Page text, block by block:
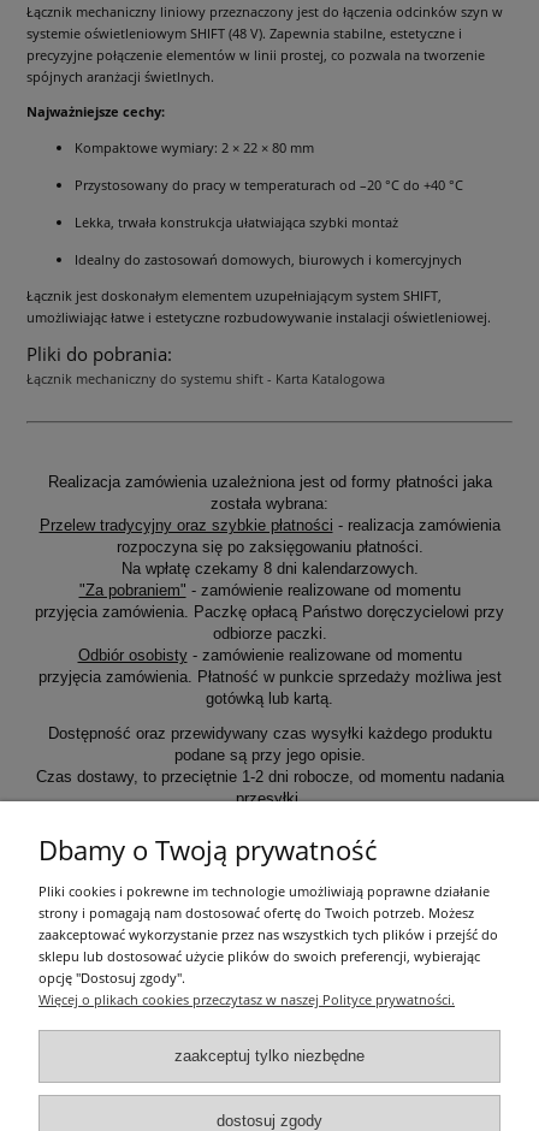
Łącznik mechaniczny liniowy przeznaczony jest do łączenia odcinków szyn w
systemie oświetleniowym SHIFT (48 V). Zapewnia stabilne, estetyczne i
precyzyjne połączenie elementów w linii prostej, co pozwala na tworzenie
spójnych aranżacji świetlnych.
Najważniejsze cechy:
Kompaktowe wymiary: 2 × 22 × 80 mm
Przystosowany do pracy w temperaturach od –20 °C do +40 °C
Lekka, trwała konstrukcja ułatwiająca szybki montaż
Idealny do zastosowań domowych, biurowych i komercyjnych
Łącznik jest doskonałym elementem uzupełniającym system SHIFT,
umożliwiając łatwe i estetyczne rozbudowywanie instalacji oświetleniowej.
Pliki do pobrania:
Łącznik mechaniczny do systemu shift - Karta Katalogowa
Realizacja zamówienia uzależniona jest od formy płatności jaka
została wybrana:
Przelew tradycyjny oraz szybkie płatności - realizacja zamówienia
rozpoczyna się po zaksięgowaniu płatności.
Na wpłatę czekamy 8 dni kalendarzowych.
"Za pobraniem" - zamówienie realizowane od momentu
przyjęcia zamówienia. Paczkę opłacą Państwo doręczycielowi przy
odbiorze paczki.
Odbiór osobisty- zamówienie realizowane od momentu
przyjęcia zamówienia. Płatność w punkcie sprzedaży możliwa jest
gotówką lub kartą.
Dostępność oraz przewidywany czas wysyłki każdego produktu
podane są przy jego opisie.
Czas dostawy, to przeciętnie 1-2 dni robocze, od momentu nadania
przesyłki.
Informacje ogólne
Zakupy
Moje konto
Pozostałe
Dbamy o Twoją prywatność
Pliki cookies i pokrewne im technologie umożliwiają poprawne działanie
strony i pomagają nam dostosować ofertę do Twoich potrzeb. Możesz
zaakceptować wykorzystanie przez nas wszystkich tych plików i przejść do
sklepu lub dostosować użycie plików do swoich preferencji, wybierając
opcję "Dostosuj zgody".
Więcej o plikach cookies przeczytasz w naszej Polityce prywatności.
zaakceptuj tylko niezbędne
dostosuj zgody